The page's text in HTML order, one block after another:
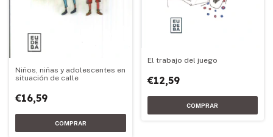
Niños, niñas y adolescentes en
situación de calle
€16,59
El trabajo del juego
€12,59